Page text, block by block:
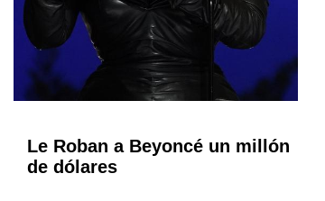
Le Roban a Beyoncé un millón
de dólares